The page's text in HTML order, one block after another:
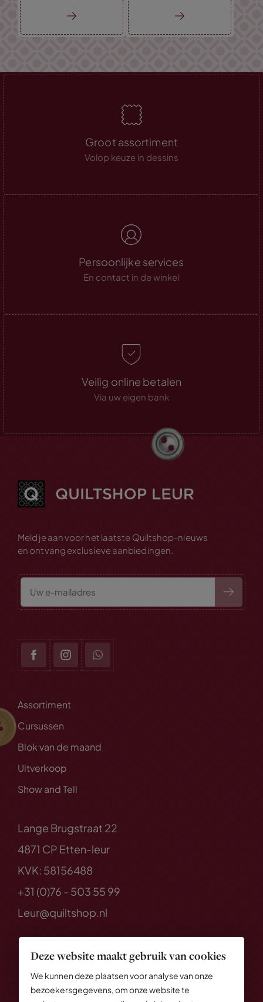
Deze website maakt gebruik van cookies
We kunnen deze plaatsen voor analyse van onze
bezoekersgegevens, om onze website te
Groot assortiment
Volop keuze in dessins
Persoonlijke services
En contact in de winkel
Veilig online betalen
Via uw eigen bank
Meld je aan voor het laatste Quiltshop-nieuws
en ontvang exclusieve aanbiedingen.
Assortiment
Cursussen
Blok van de maand
Uitverkoop
Show and Tell
Lange Brugstraat 22
4871 CP Etten-leur
KVK: 58156488
+31 (0)76 - 503 55 99
Leur@quiltshop.nl